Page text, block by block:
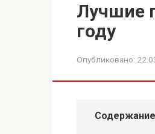
Лучшие
году
Опубликовано:
Содержание